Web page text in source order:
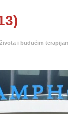
i budućim